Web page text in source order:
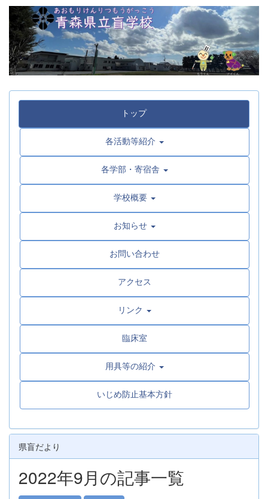
トップ
各活動等紹介
各学部・寄宿舎
学校概要
お知らせ
お問い合わせ
アクセス
リンク
臨床室
用具等の紹介
いじめ防止基本方針
県盲だより
2022年9月の記事一覧